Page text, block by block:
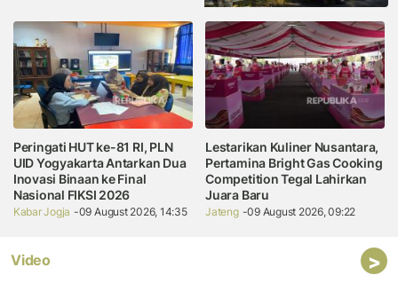
Peringati HUT ke-81 RI, PLN
UID Yogyakarta Antarkan Dua
Inovasi Binaan ke Final
Nasional FIKSI 2026
Kabar Jogja -09 August 2026, 14:35
Lestarikan Kuliner Nusantara,
Pertamina Bright Gas Cooking
Competition Tegal Lahirkan
Juara Baru
Jateng -09 August 2026, 09:22
Video >